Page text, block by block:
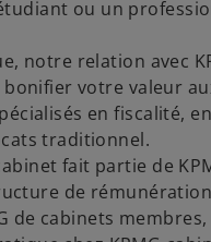
ou un
notre relation avec
votre valeur
en fiscalité,
traditionnel.
fait partie de
de
de cabinets